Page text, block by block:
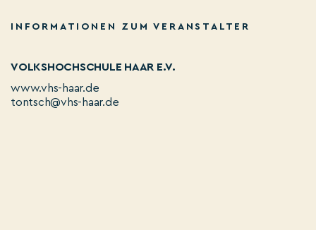
INFORMATIONEN ZUM VERANSTALTER
VOLKSHOCHSCHULE HAAR E.V.
www.vhs-haar.de
tontsch@vhs-haar.de